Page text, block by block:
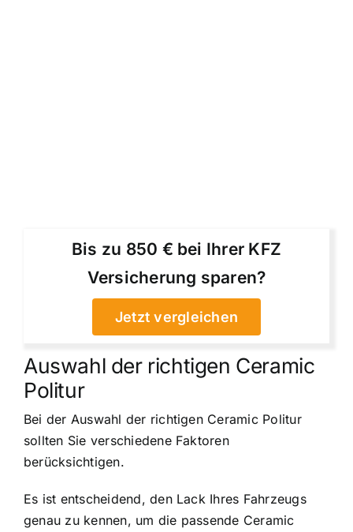
Bis zu 850 € bei Ihrer KFZ
Versicherung sparen?
Jetzt vergleichen
Auswahl der richtigen Ceramic
Politur
Bei der Auswahl der richtigen Ceramic Politur
sollten Sie verschiedene Faktoren
berücksichtigen.
Es ist entscheidend, den Lack Ihres Fahrzeugs
genau zu kennen, um die passende Ceramic